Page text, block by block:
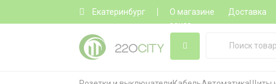
Екатеринбург О магазине Доставка
заказ